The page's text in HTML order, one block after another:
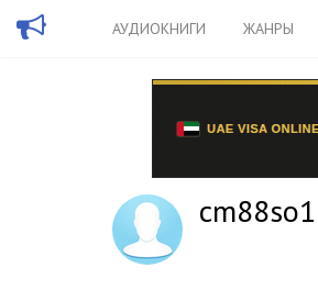
АУДИОКНИГИ ЖАНРЫ
cm88so1